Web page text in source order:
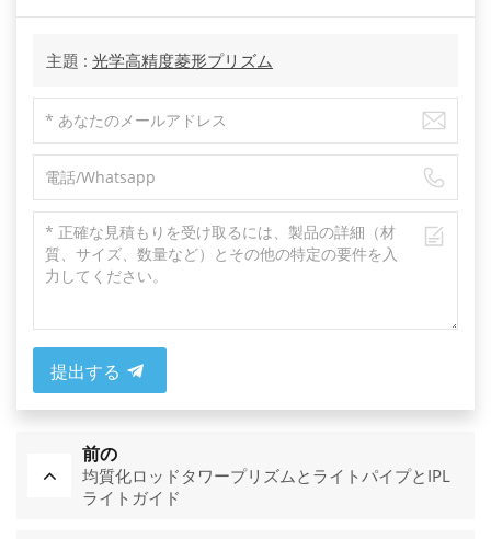
主題 : 光学高精度菱形プリズム
提出する
前の
均質化ロッドタワープリズムとライトパイプとIPL
ライトガイド